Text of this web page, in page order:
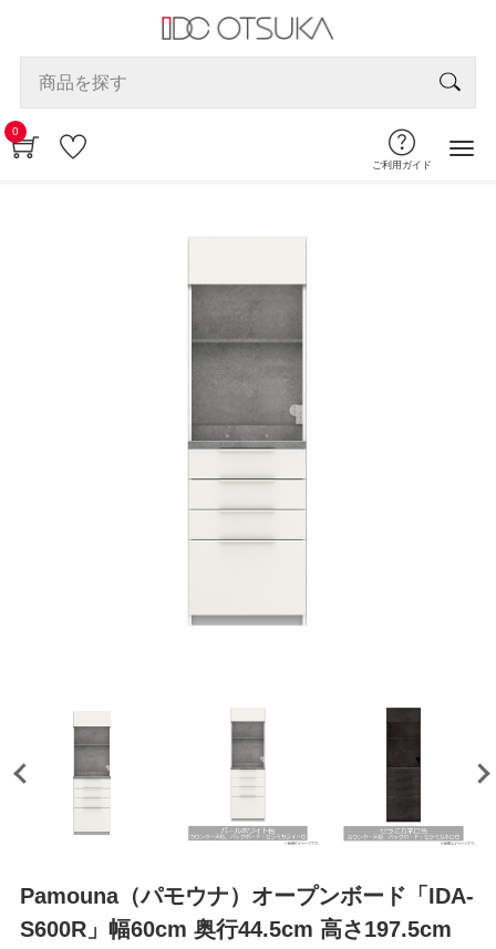
0
ご利用ガイド
Pamouna（パモウナ）オープンボード「IDA-
S600R」幅60cm 奥行44.5cm 高さ197.5cm